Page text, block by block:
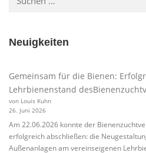
nach:
Neuigkeiten
Gemeinsam für die Bienen:
Lehrbienenstand
von Louis Kuhn
26. Juni 2026
Am 22.06.2026 konnte der
erfolgreich abschließen: die
Außenanlagen am vereinseigenen